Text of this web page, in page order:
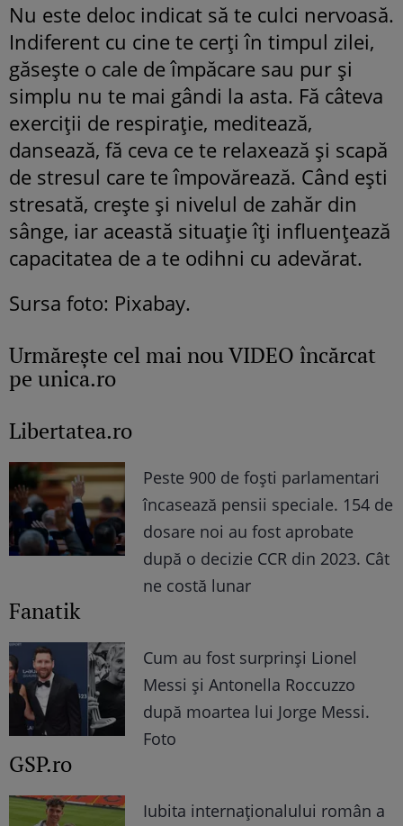
Nu este deloc indicat să te culci nervoasă.
Indiferent cu cine te cerți în timpul zilei,
găsește o cale de împăcare sau pur și
simplu nu te mai gândi la asta. Fă câteva
exerciții de respirație, meditează,
dansează, fă ceva ce te relaxează și scapă
de stresul care te împovărează. Când ești
stresată, crește și nivelul de zahăr din
sânge, iar această situație îți influențează
capacitatea de a te odihni cu adevărat.
Sursa foto: Pixabay.
Urmăreşte cel mai nou VIDEO încărcat
pe unica.ro
Libertatea.ro
Peste 900 de foști parlamentari
încasează pensii speciale. 154 de
dosare noi au fost aprobate
după o decizie CCR din 2023. Cât
ne costă lunar
Fanatik
Cum au fost surprinși Lionel
Messi și Antonella Roccuzzo
după moartea lui Jorge Messi.
Foto
GSP.ro
Iubita internaționalului român a